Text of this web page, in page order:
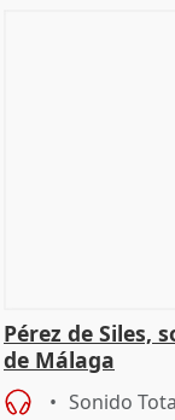
Pérez de Siles,
de Málaga
Sonido